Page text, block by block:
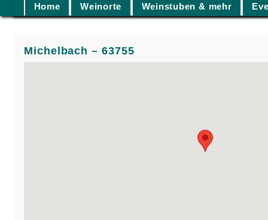
Home Weinorte Weinstuben & mehr
Michelbach – 63755